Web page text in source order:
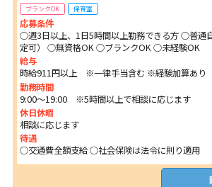
ブランクOK 保育室
応募条件
○週3日以上、1日5時間以上勤務できる方 ○普通
定可） ○無資格OK ○ブランクOK ○未経験OK
給与
時給911円以上 ※一律手当含む ※経験加算あり
勤務時間
9:00～19:00 ※5時間以上で相談に応じます
休日休暇
相談に応じます
待遇
○交通費全額支給 ○社会保険は法令に則り適用